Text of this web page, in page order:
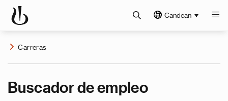
Candean
Carreras
Buscador de empleo